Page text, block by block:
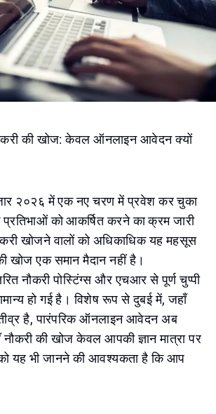
की खोज: केवल ऑनलाइन आवेदन क्यों
२०२६ में एक नए चरण में प्रवेश कर चुका
को आकर्षित करने का क्रम जारी
खोजने वालों को अधिकाधिक यह महसूस
खोज एक समान मैदान नहीं है।
नौकरी पोस्टिंग्स और एचआर से पूर्ण चुप्पी
हो गई है। विशेष रूप से दुबई में, जहाँ
तीव्र है, पारंपरिक ऑनलाइन आवेदन अब
नौकरी की खोज केवल आपकी ज्ञान मात्रा पर
यह भी जानने की आवश्यकता है कि आप